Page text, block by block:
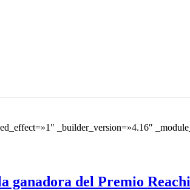
_builder_version=»4.16″
ganadora del Premio